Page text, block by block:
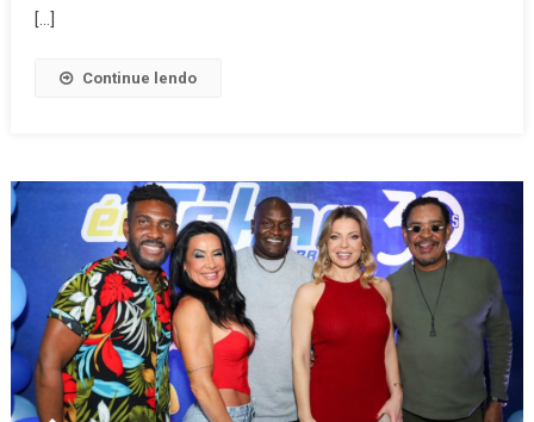
Conta
Show
Do
EVA
Na
Festa
“Fica
Comigo
Abre
Alas”
[…]
Continue lendo